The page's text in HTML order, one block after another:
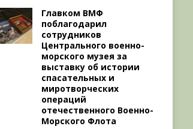
Главком ВМФ
поблагодарил
сотрудников
Центрального военно-
морского музея за
выставку об истории
спасательных и
миротворческих
операций
отечественного Военно-
Морского Флота